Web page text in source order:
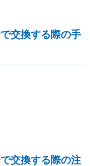
交換する際の手
交換する際の注